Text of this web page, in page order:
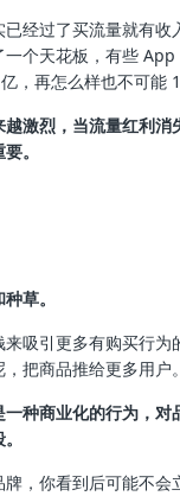
经过了买流量就有收
一个天花板，有些
，再怎么样也不可能
激烈，当流量红利消
。
草。
吸引更多有购买行为
把商品推给更多用户。
种商业化的行为，对
，你看到后可能不会